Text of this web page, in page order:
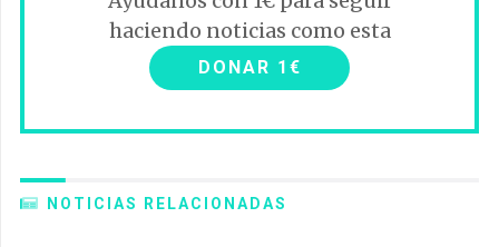
haciendo noticias como esta
DONAR 1€
NOTICIAS RELACIONADAS